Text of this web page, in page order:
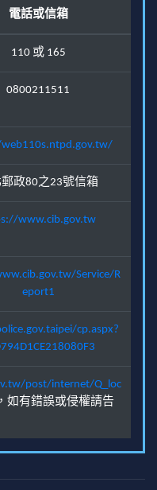
電話或信箱
110 或 165
0800211511
政80之23號信箱
www.cib.gov.tw
Service/R
eport1
cp.aspx?
post/internet/Q_loc
，如有錯誤或侵權請告